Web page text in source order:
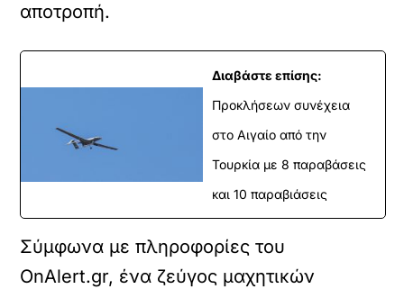
αποτροπή.
Διαβάστε επίσης:
Προκλήσεων συνέχεια
στο Αιγαίο από την
Τουρκία με 8 παραβάσεις
και 10 παραβιάσεις
Σύμφωνα με πληροφορίες του
OnAlert.gr, ένα ζεύγος μαχητικών